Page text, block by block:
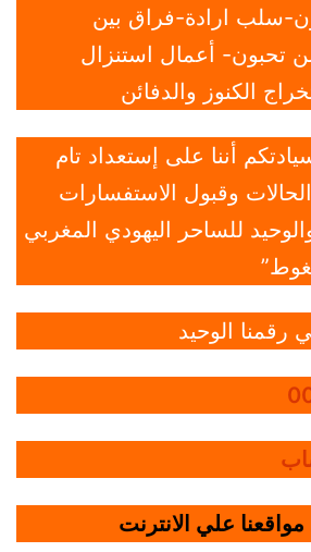
سلب ارادة-فراق بين
تحبون- أعمال استنزال
الكنوز والدفائن
أننا على إستعداد تام
وقبول الاستفسارات
للساحر اليهودي المغربي
رقمنا الوحيد
علي الانترنت